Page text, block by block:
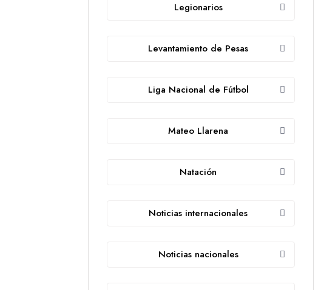
Legionarios
Levantamiento de Pesas
Liga Nacional de Fútbol
Mateo Llarena
Natación
Noticias internacionales
Noticias nacionales